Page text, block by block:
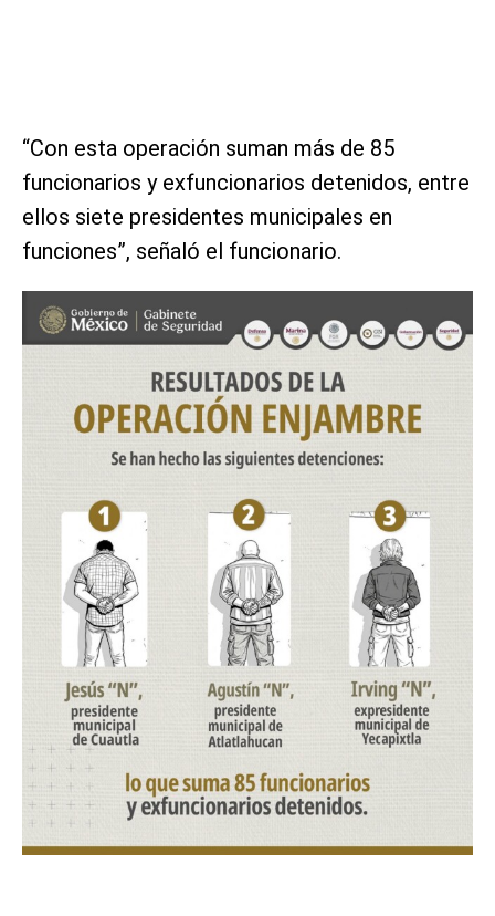
“Con esta operación suman más de 85
funcionarios y exfuncionarios detenidos, entre
ellos siete presidentes municipales en
funciones”, señaló el funcionario.